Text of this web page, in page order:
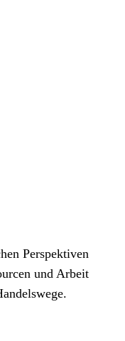
Perspektiven
und Arbeit